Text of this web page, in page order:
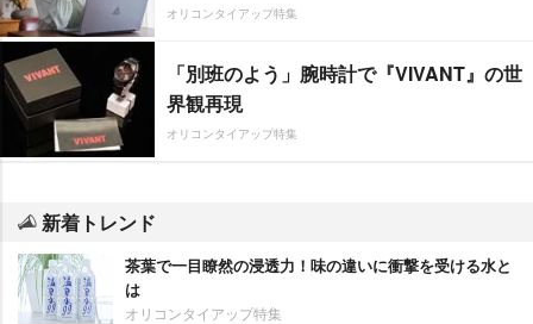
オリコンタイアップ特集
「別班のよう」腕時計で『VIVANT』の世
界観再現
オリコンタイアップ特集
新着トレンド
茶葉で一目瞭然の浸透力！味の違いに衝撃を受ける水と
は
オリコンタイアップ特集